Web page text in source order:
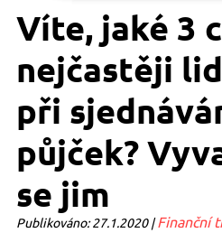
Víte, jaké 3
nejčastěji
při
půjček?
se jim
Publikováno: 27.1.2020 |Finanční